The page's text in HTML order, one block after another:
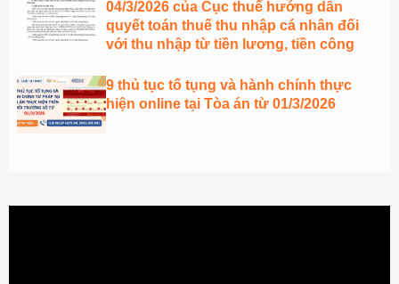
04/3/2026 của Cục thuế hướng dẫn
quyết toán thuế thu nhập cá nhân đối
với thu nhập từ tiền lương, tiền công
9 thủ tục tố tụng và hành chính thực
hiện online tại Tòa án từ 01/3/2026